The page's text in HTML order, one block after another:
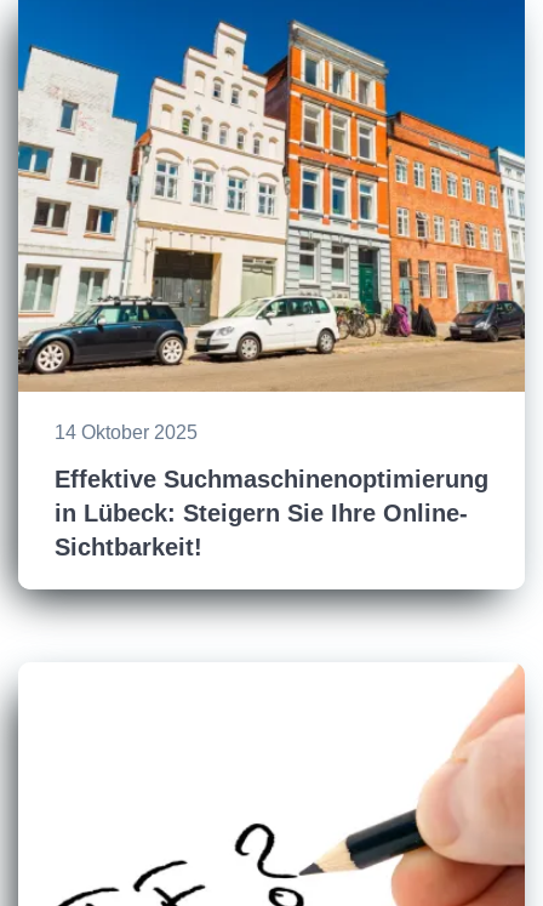
14 Oktober 2025
Effektive Suchmaschinenoptimierung
in Lübeck: Steigern Sie Ihre Online-
Sichtbarkeit!